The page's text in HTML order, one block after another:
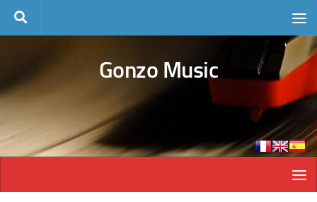
Skip to content
Gonzo Music